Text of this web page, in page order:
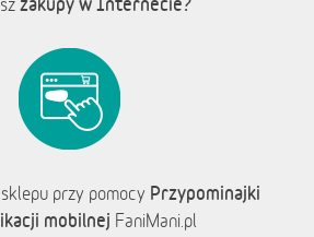
przy pomocy Przypominajki
mobilnej FaniMani.pl